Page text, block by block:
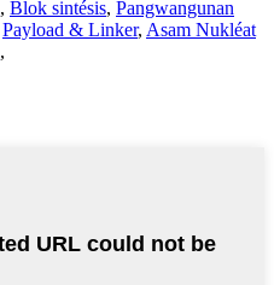
, Blok sintésis, Pangwangunan
Payload & Linker, Asam Nukléat
,